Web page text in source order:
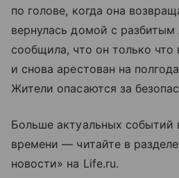
по голове, когда она
вернулась домой с
сообщила, что он только
и снова арестован на
Жители опасаются за
Больше актуальных событий
времени — читайте в
новости» на Life.ru.